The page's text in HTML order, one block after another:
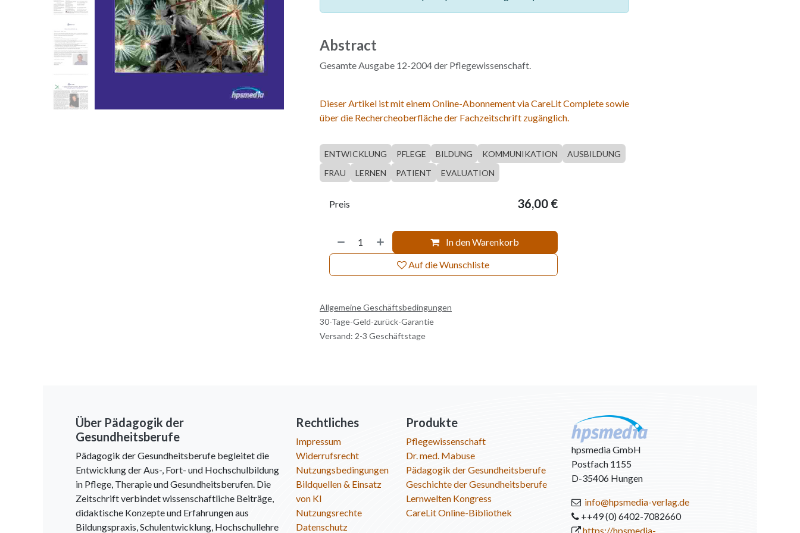
Abstract
Gesamte Ausgabe 12-2004 der Pflegewissenschaft.
Dieser Artikel ist mit einem Online-Abonnement via CareLit Complete sowie
über die Rechercheoberfläche der Fachzeitschrift zugänglich.
ENTWICKLUNG PFLEGE BILDUNG KOMMUNIKATION
AUSBILDUNG
FRAU
LERNEN PATIENT EVALUATION
In den Warenkorb
Auf die Wunschliste
Preis 36,00€
Allgemeine Geschäftsbedingungen
30-Tage-Geld-zurück-Garantie
Versand: 2-3 Geschäftstage
Über Pädagogik der
Gesundheitsberufe
Pädagogik der Gesundheitsberufe begleitet die
Entwicklung der Aus-, Fort- und Hochschulbildung
in Pflege, Therapie und Gesundheitsberufen. Die
Zeitschrift verbindet wissenschaftliche Beiträge,
didaktische Konzepte und Erfahrungen aus
Bildungspraxis, Schulentwicklung, Hochschullehre
Rechtliches
Impressum
Widerrufsrecht
Nutzungsbedingungen
Bildquellen & Einsatz
von KI
Nutzungsrechte
Datenschutz
Produkte
Pflegewissenschaft
Dr. med. Mabuse
Pädagogik der Gesundheitsberufe
Geschichte der Gesundheitsberufe
Lernwelten Kongress
CareLit Online-Bibliothek
hpsmedia GmbH
Postfach 1155
D-35406 Hungen
info@hpsmedia-verlag.de
++49 (0) 6402-7082660
https://hpsmedia-